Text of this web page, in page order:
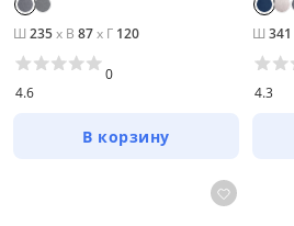
Ш 235x В 87x Г 120
4.6
0
В корзину
Ш 341
4.3